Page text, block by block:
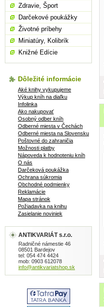
Zdravie, Šport
Darčekové poukážky
Životné príbehy
Miniatúry, Kolibrík
Knižné Edície
Dôležité informácie
Aké knihy vykupujeme
Výkup kníh na diaľku
Infolinka
Ako nakupovať
Osobný odber kníh
Odberné miesta v Čechách
Odberné miesta na Slovensku
Poštovné do zahraničia
Možnosti platby
Nápoveda k hodnoteniu kníh
O nás
Darčeková poukážka
Ochrana súkromia
Obchodné podmienky
Reklamácie
Mapa stránok
Požiadavka na knihu
Zasielanie noviniek
ANTIKVARIÁT s.r.o.
Radničné námestie 46
08501 Bardejov
tel: 054 474 4424
mob: 0903 612078
info@antikvariatshop.sk